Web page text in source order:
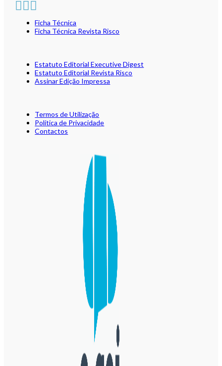
Ficha Técnica
Ficha Técnica Revista Risco
Estatuto Editorial Executive Digest
Estatuto Editorial Revista Risco
Assinar Edição Impressa
Termos de Utilização
Política de Privacidade
Contactos